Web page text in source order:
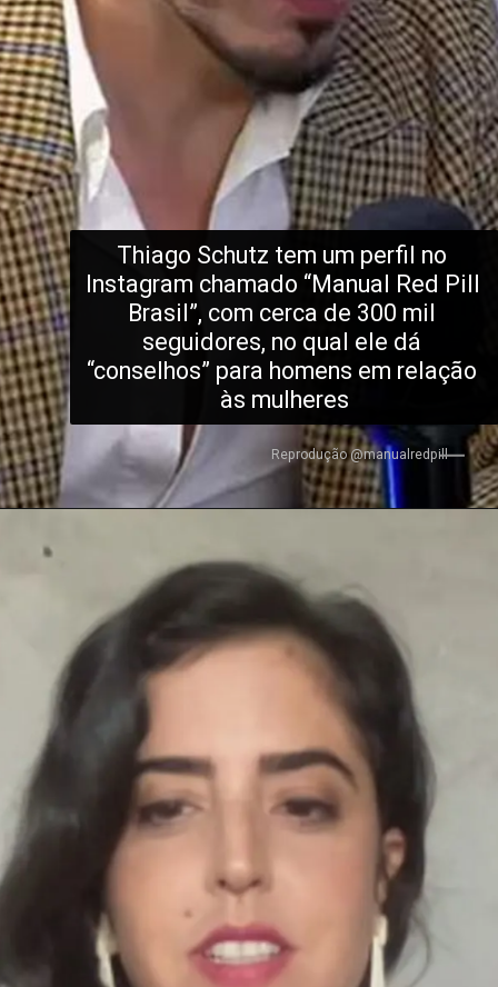
Thiago Schutz tem um perfil no
Instagram chamado “Manual Red Pill
Brasil”, com cerca de 300 mil
seguidores, no qual ele dá
“conselhos” para homens em relação
às mulheres
Reprodução @manualredpill